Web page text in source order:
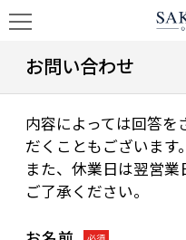
お問い合わせ
内容によっては回答
だくこともございます。
また、休業日は翌営
ご了承ください。